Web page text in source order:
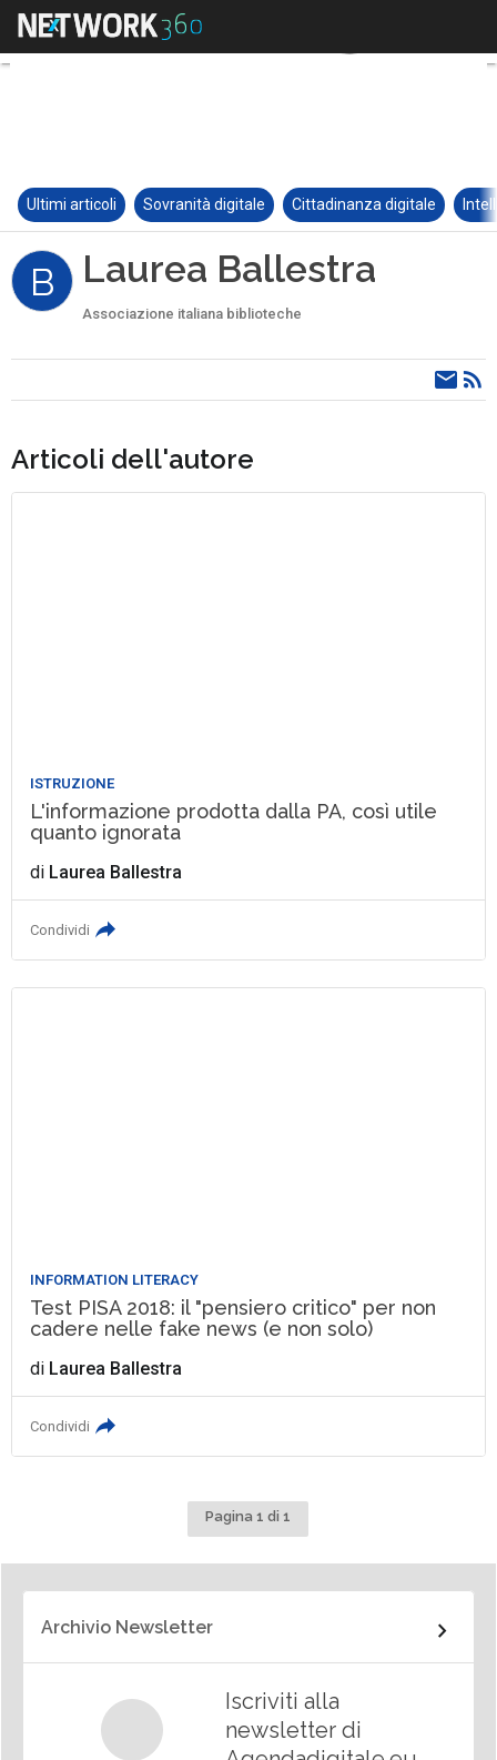
Ultimi articoli Sovranità digitale Cittadinanza digitale
B Laurea Ballestra
Associazione italiana biblioteche
Articoli dell'autore
ISTRUZIONE
L'informazione prodotta dalla PA, così utile
quanto ignorata
di Laurea Ballestra
Condividi
INFORMATION LITERACY
Test PISA 2018: il "pensiero critico" per non
cadere nelle fake news (e non solo)
di Laurea Ballestra
Condividi
Pagina 1 di 1
Archivio Newsletter
Iscriviti alla
newsletter di